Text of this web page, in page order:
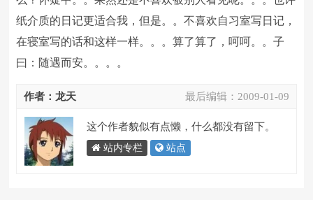
纸介质的日记更适合我，但是。。不喜欢自习室写日记，
在寝室写的话和这样一样。。。算了算了，呵呵。。子
曰：随遇而安。。。。
最后编辑： 2009-01-09
作者：龙天
这个作者貌似有点懒，什么都没有留下。
站内专栏 站点